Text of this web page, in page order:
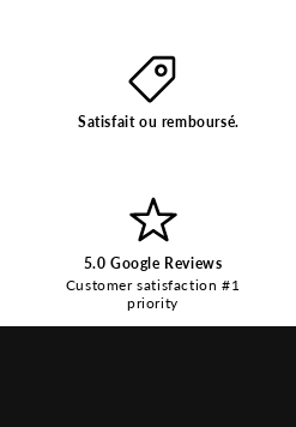
Satisfait ou remboursé.
5.0 Google Reviews
Customer satisfaction #1
priority